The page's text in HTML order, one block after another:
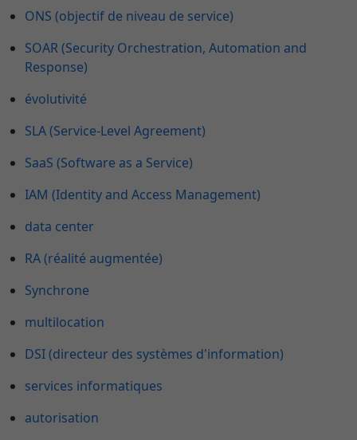
ONS (objectif de niveau de service)
SOAR (Security Orchestration, Automation and
Response)
évolutivité
SLA (Service-Level Agreement)
SaaS (Software as a Service)
IAM (Identity and Access Management)
data center
RA (réalité augmentée)
Synchrone
multilocation
DSI (directeur des systèmes d'information)
services informatiques
autorisation